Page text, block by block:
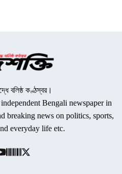
বলিষ্ঠ কণ্ঠস্বর।
Bengali newspaper in
breaking news on politics, sports,
everyday life etc.